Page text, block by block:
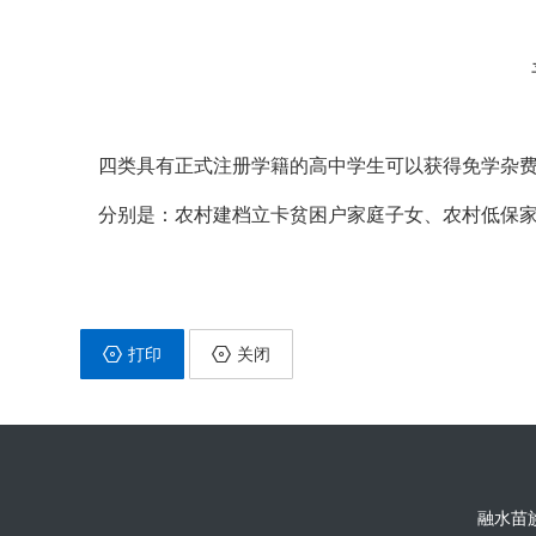
四类具有正式注册学籍的高中学生可以获得免学杂
分别是：农村建档立卡贫困户家庭子女、农村低保
打印 关闭
融水苗